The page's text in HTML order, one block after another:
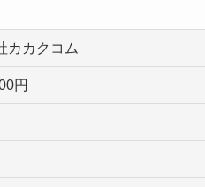
カカクコム
円